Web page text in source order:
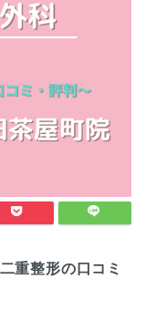
重整形の口コミ